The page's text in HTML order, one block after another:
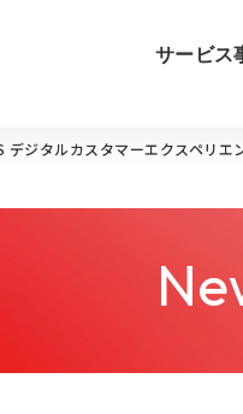
サービス
ジタルカスタマーエクスペリエ